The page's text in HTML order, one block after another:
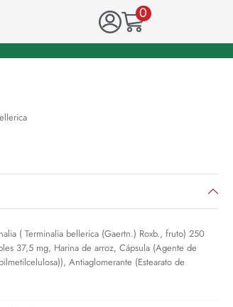
0
( Terminalia bellerica (Gaertn.) Roxb., fruto) 250
37,5 mg, Harina de arroz, Cápsula (Agente de
Antiaglomerante (Estearato de